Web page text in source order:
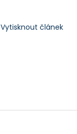
Vytisknout článek